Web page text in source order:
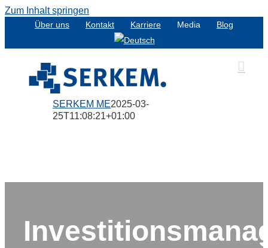
Zum Inhalt springen
Über uns Kontakt Karriere Media Blog
SERKEM ME2025-03-
25T11:08:21+01:00